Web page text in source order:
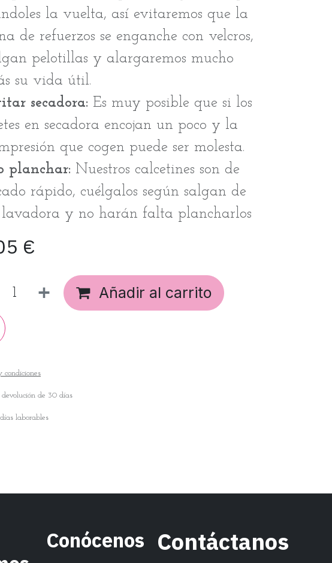
la vuelta, así evitaremos que la
de refuerzos se enganche con velcros,
pelotillas y alargaremos mucho
su vida útil.
secadora: Es muy posible que si los
en secadora encojan un poco y la
que cogen puede ser molesta.
planchar: Nuestros calcetines son de
rápido, cuélgalos según salgan de
y no harán falta plancharlos
€
Añadir al carrito
condiciones
de 30 días
laborables
Contáctanos
Conócenos